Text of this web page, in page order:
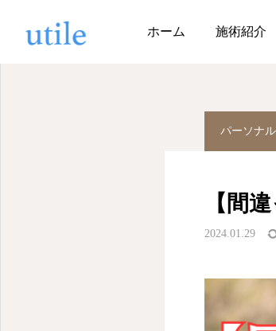
ホーム 施術紹介
ブログ
パーソナ
【間
2024.01.29